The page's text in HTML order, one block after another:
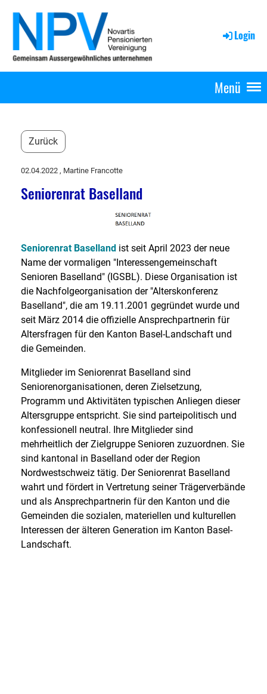
Login
Menü
Zurück
02.04.2022 , Martine Francotte
Seniorenrat Baselland
Seniorenrat Baselland ist seit April 2023 der neue
Name der vormaligen "Interessengemeinschaft
Senioren Baselland" (IGSBL). Diese Organisation ist
die Nachfolgeorganisation der "Alterskonferenz
Baselland", die am 19.11.2001 gegründet wurde und
seit März 2014 die offizielle Ansprechpartnerin für
Altersfragen für den Kanton Basel-Landschaft und
die Gemeinden.
Mitglieder im Seniorenrat Baselland sind
Seniorenorganisationen, deren Zielsetzung,
Programm und Aktivitäten typischen Anliegen dieser
Altersgruppe entspricht. Sie sind parteipolitisch und
konfessionell neutral. Ihre Mitglieder sind
mehrheitlich der Zielgruppe Senioren zuzuordnen. Sie
sind kantonal in Baselland oder der Region
Nordwestschweiz tätig. Der Seniorenrat Baselland
wahrt und fördert in Vertretung seiner Trägerverbände
und als Ansprechpartnerin für den Kanton und die
Gemeinden die sozialen, materiellen und kulturellen
Interessen der älteren Generation im Kanton Basel-
Landschaft.